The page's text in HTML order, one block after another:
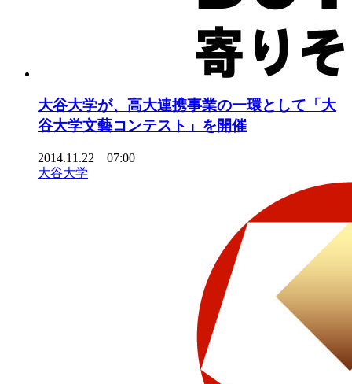
大谷大学が、高大連携事業の一環として「大
谷大学文藝コンテスト」を開催
2014.11.22 07:00
大谷大学